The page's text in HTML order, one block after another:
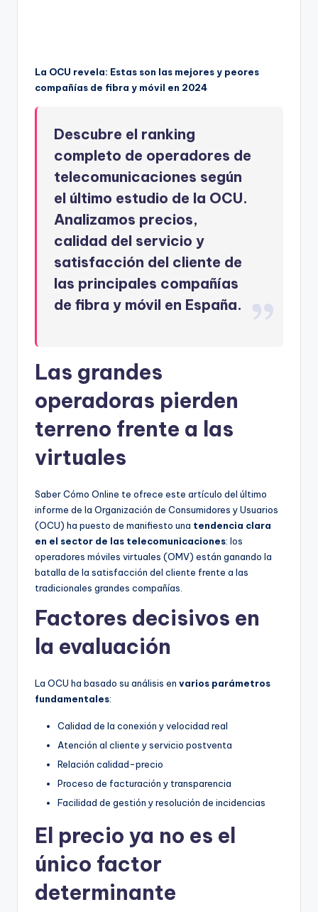
La OCU revela: Estas son las mejores y peores
compañías de fibra y móvil en 2024
Descubre el ranking
completo de operadores de
telecomunicaciones según
el último estudio de la OCU.
Analizamos precios,
calidad del servicio y
satisfacción del cliente de
las principales compañías
de fibra y móvil en España.
Las grandes
operadoras pierden
terreno frente a las
virtuales
Saber Cómo Online te ofrece este artículo del último
informe de la Organización de Consumidores y Usuarios
(OCU) ha puesto de manifiesto una tendencia clara
en el sector de las telecomunicaciones: los
operadores móviles virtuales (OMV) están ganando la
batalla de la satisfacción del cliente frente a las
tradicionales grandes compañías.
Factores decisivos en
la evaluación
La OCU ha basado su análisis en varios parámetros
fundamentales:
Calidad de la conexión y velocidad real
Atención al cliente y servicio postventa
Relación calidad-precio
Proceso de facturación y transparencia
Facilidad de gestión y resolución de incidencias
El precio ya no es el
único factor
determinante